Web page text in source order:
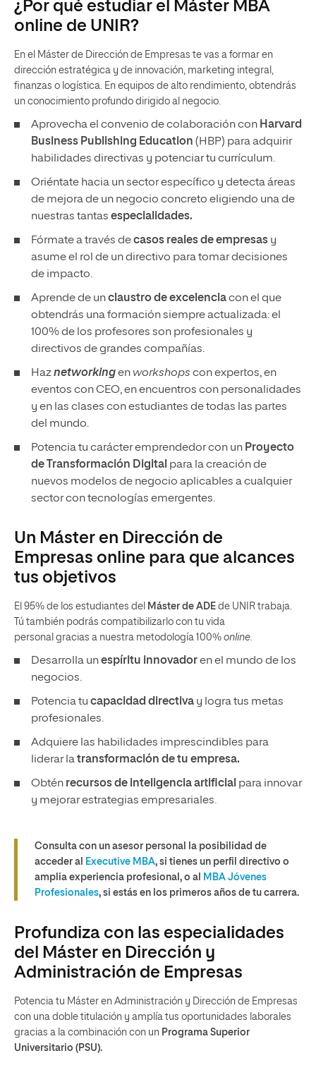
¿Por qué estudiar el Máster MBA
online de UNIR?
En el Máster de Dirección de Empresas te vas a formar en
dirección estratégica y de innovación, marketing integral,
finanzas o logística. En equipos de alto rendimiento, obtendrás
un conocimiento profundo dirigido al negocio.
Aprovecha el convenio de colaboración con Harvard
Business Publishing Education (HBP) para adquirir
habilidades directivas y potenciar tu currículum.
Oriéntate hacia un sector específico y detecta áreas
de mejora de un negocio concreto eligiendo una de
nuestras tantas especialidades.
Fórmate a través decasos reales de empresas y
asume el rol de un directivo para tomar decisiones
de impacto.
Aprende de unclaustro de excelenciacon el que
obtendrás una formación siempre actualizada: el
100% de los profesores son profesionales y
directivos de grandes compañías.
Haznetworkingen workshops con expertos, en
eventos con CEO, en encuentros con personalidades
y en las clases con estudiantes de todas las partes
del mundo.
Potencia tu carácter emprendedor con un Proyecto
de Transformación Digital para la creación de
nuevos modelos de negocio aplicables a cualquier
sector con tecnologías emergentes.
Un Máster en Dirección de
Empresas online para que alcances
tus objetivos
El 95% de los estudiantes del Máster de ADE de UNIR trabaja.
Tú también podrás compatibilizarlo con tu vida
personal gracias a nuestra metodología 100% online.
Desarrolla unespíritu innovadoren el mundo de los
negocios.
Potencia tu capacidad directiva y logra tus metas
profesionales.
Adquiere las habilidades imprescindibles para
liderar latransformación de tu empresa.
Obtén recursos de inteligencia artificial para innovar
y mejorar estrategias empresariales.
Consulta con un asesor personal la posibilidad de
acceder al
Executive MBA, si tienes un perfil directivo o
amplia experiencia profesional, o al
MBA Jóvenes
Profesionales, si estás en los primeros años de tu carrera.
Profundiza con las especialidades
del Máster en Dirección y
Administración de Empresas
Potencia tu Máster en Administración y Dirección de Empresas
con una doble titulación y amplía tus oportunidades laborales
gracias a la combinación con un Programa Superior
Universitario (PSU).